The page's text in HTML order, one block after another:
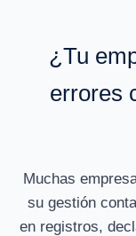
¿Tu
errores
Muchas
su gestión
en registros,